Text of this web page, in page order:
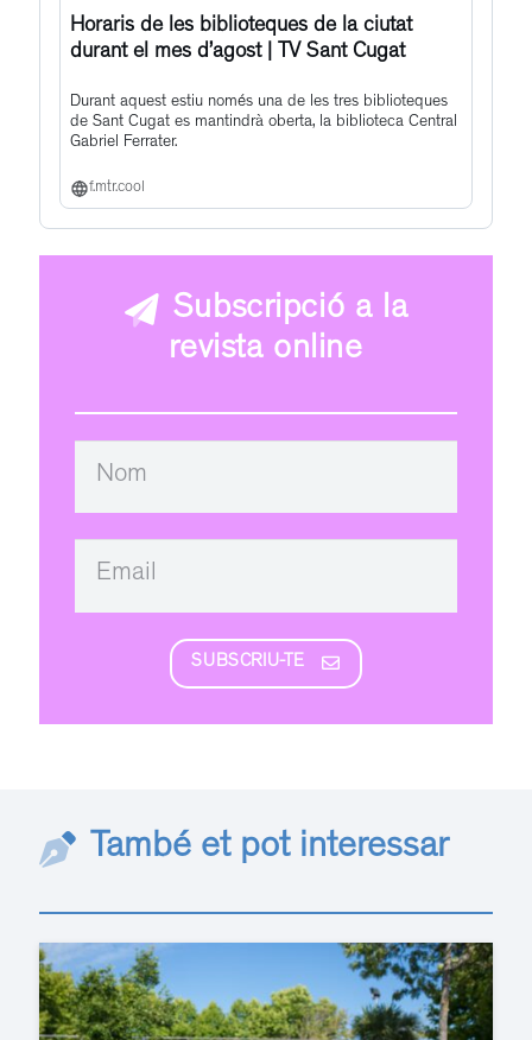
Horaris de les biblioteques de la ciutat
durant el mes d’agost | TV Sant Cugat
Durant aquest estiu només una de les tres biblioteques
de Sant Cugat es mantindrà oberta, la biblioteca Central
Gabriel Ferrater.
f.mtr.cool
Subscripció a la
revista online
SUBSCRIU-TE
També et pot interessar